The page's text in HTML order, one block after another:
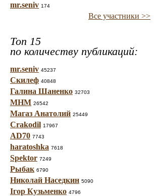
mr.seniv 174
Все участники >>
Топ 15
по количеству публикаций:
mr.seniv 45237
Скилеф 40848
Галина Шаненко 32703
МНМ 26542
Магаз Анатолий 25449
Crakodil 17967
AD70 7743
haratoshka 7618
Spektor 7249
Рыбак 6790
Николай Наседкин 5090
Ігор Кузьменко 4796